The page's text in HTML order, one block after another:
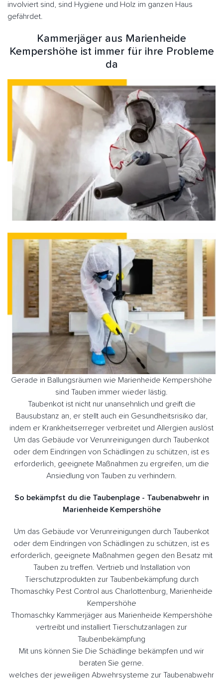
involviert sind, sind Hygiene und Holz im ganzen Haus
gefährdet.
Kammerjäger aus Marienheide
Kempershöhe ist immer für ihre Probleme
da
Gerade in Ballungsräumen wie Marienheide Kempershöhe
sind Tauben immer wieder lästig.
Taubenkot ist nicht nur unansehnlich und greift die
Bausubstanz an, er stellt auch ein Gesundheitsrisiko dar,
indem er Krankheitserreger verbreitet und Allergien auslöst
Um das Gebäude vor Verunreinigungen durch Taubenkot
oder dem Eindringen von Schädlingen zu schützen, ist es
erforderlich, geeignete Maßnahmen zu ergreifen, um die
Ansiedlung von Tauben zu verhindern.
So bekämpfst du die Taubenplage - Taubenabwehr in
Marienheide Kempershöhe
Um das Gebäude vor Verunreinigungen durch Taubenkot
oder dem Eindringen von Schädlingen zu schützen, ist es
erforderlich, geeignete Maßnahmen gegen den Besatz mit
Tauben zu treffen. Vertrieb und Installation von
Tierschutzprodukten zur Taubenbekämpfung durch
Thomaschky Pest Control aus Charlottenburg, Marienheide
Kempershöhe
Thomaschky Kammerjäger aus Marienheide Kempershöhe
vertreibt und installiert Tierschutzanlagen zur
Taubenbekämpfung
Mit uns können Sie Die Schädlinge bekämpfen und wir
beraten Sie gerne.
welches der jeweiligen Abwehrsysteme zur Taubenabwehr